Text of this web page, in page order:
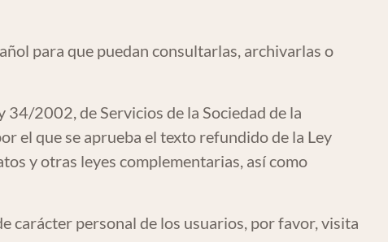
para que puedan consultarlas, archivarlas o
2002, de Servicios de la Sociedad de la
el que se aprueba el texto refundido de la Ley
y otras leyes complementarias, así como
carácter personal de los usuarios, por favor, visita